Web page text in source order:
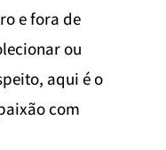
e fora de
ou
aqui é o
com